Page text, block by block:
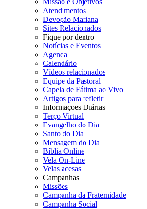
Missão e Objetivos
Atendimentos
Devoção Mariana
Sites Relacionados
Fique por dentro
Notícias e Eventos
Agenda
Calendário
Vídeos relacionados
Equipe da Pastoral
Capela de Fátima ao Vivo
Artigos para refletir
Informações Diárias
Terço Virtual
Evangelho do Dia
Santo do Dia
Mensagem do Dia
Bíblia Online
Vela On-Line
Velas acesas
Campanhas
Missões
Campanha da Fraternidade
Campanha Social